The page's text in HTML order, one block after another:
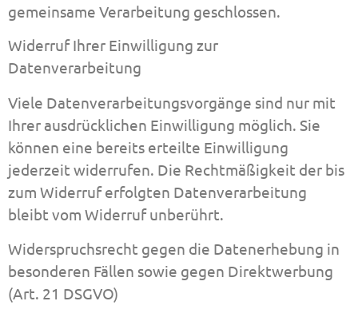
gemeinsame Verarbeitung geschlossen.
Widerruf Ihrer Einwilligung zur
Datenverarbeitung
Viele Datenverarbeitungsvorgänge sind nur mit
Ihrer ausdrücklichen Einwilligung möglich. Sie
können eine bereits erteilte Einwilligung
jederzeit widerrufen. Die Rechtmäßigkeit der bis
zum Widerruf erfolgten Datenverarbeitung
bleibt vom Widerruf unberührt.
Widerspruchsrecht gegen die Datenerhebung in
besonderen Fällen sowie gegen Direktwerbung
(Art. 21 DSGVO)